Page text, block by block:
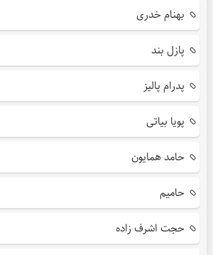
بهنام خدری
پازل بند
پدرام پالیز
پویا بیاتی
حامد همایون
حامیم
حجت اشرف زاده